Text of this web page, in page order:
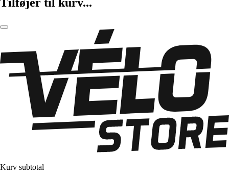
Tilføjer til kurv...
Kurv subtotal